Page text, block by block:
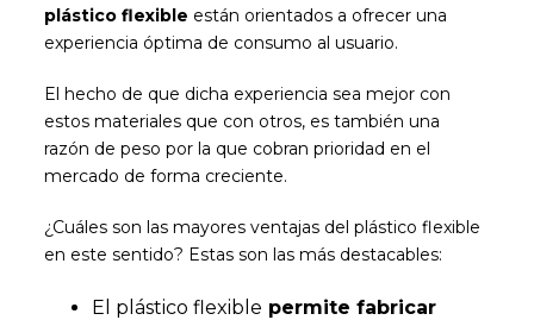
plástico flexible están orientados a ofrecer una
experiencia óptima de consumo al usuario.
El hecho de que dicha experiencia sea mejor con
estos materiales que con otros, es también una
razón de peso por la que cobran prioridad en el
mercado de forma creciente.
¿Cuáles son las mayores ventajas del plástico flexible
en este sentido? Estas son las más destacables:
El plástico flexible permite fabricar